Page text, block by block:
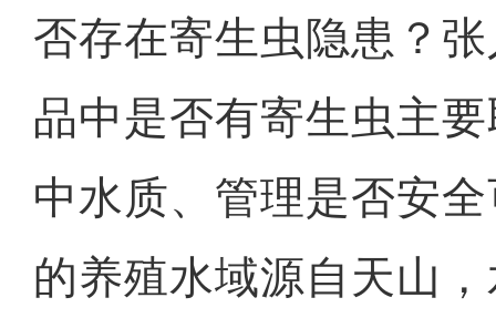
否存在寄生虫隐患？
品中是否有寄生虫主
中水质、管理是否安
的养殖水域源自天山